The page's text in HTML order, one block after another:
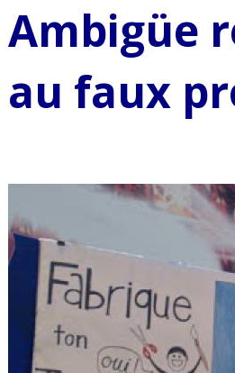
Ambigüe
au faux